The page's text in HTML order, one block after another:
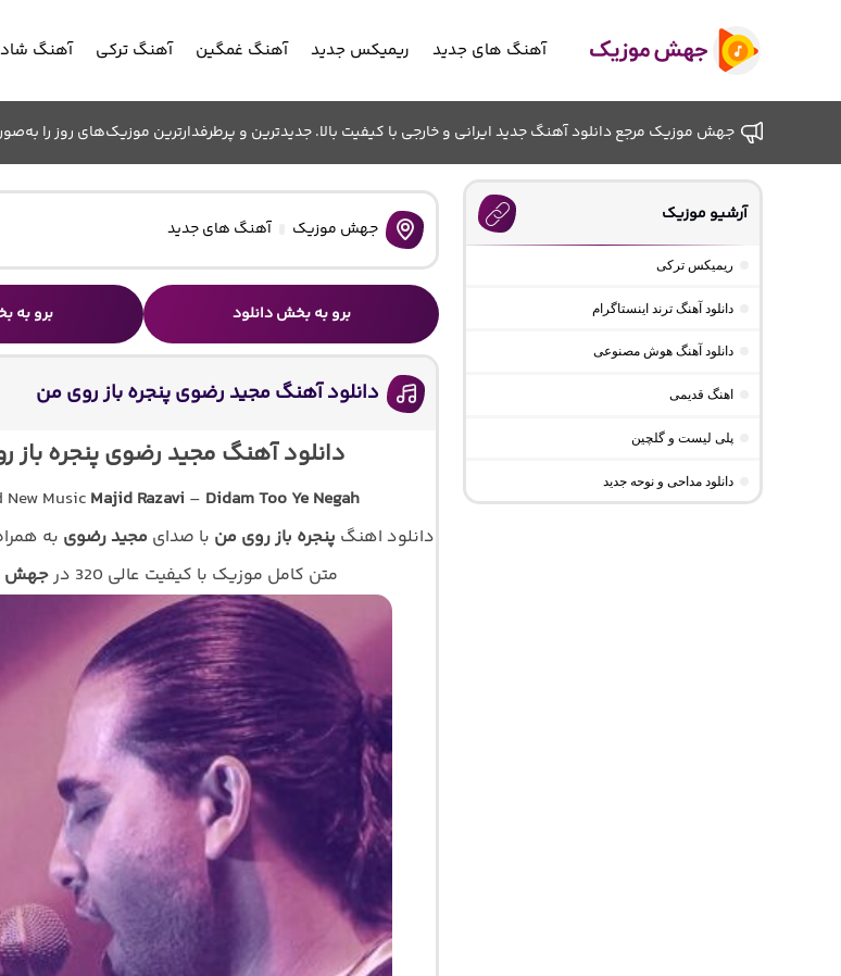
آهنگ های جدید ریمیکس جدید آهنگ غمگین آهنگ ترکی آهنگ شاد
جهش موزیک مرجع دانلود آهنگ جدید ایرانی و خارجی با کیفیت بالا. جدیدترین و پرطرفدارترین موزیک‌های روز را
جهش موزیک آهنگ های جدید
برو به بخش دانلود برو به
دانلود آهنگ مجید رضوی پنجره باز روی من
دانلود آهنگ مجید رضوی پنجره باز
Music Majid Razavi – Didam Too Ye Negah
دانلود اهنگ پنجره باز روی من با صدای مجید رضوی به
متن کامل موزیک با کیفیت عالی 320 در
جهش
آرشیو موزیک
ریمیکس ترکی
دانلود آهنگ ترند اینستاگرام
دانلود آهنگ هوش مصنوعی
اهنگ قدیمی
پلی لیست و گلچین
دانلود مداحی و نوحه جدید